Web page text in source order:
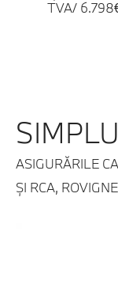
TVA/
ASIGURĂRILE
ȘI RCA,